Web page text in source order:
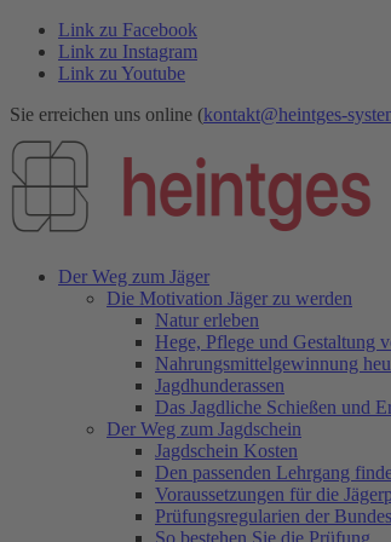
Link zu Facebook
Link zu Instagram
Link zu Youtube
Sie erreichen uns online (kontakt@heintges-
Der Weg zum Jäger
Die Motivation Jäger zu werden
Natur erleben
Hege, Pflege und Gestaltung
Nahrungsmittelgewinnung
Jagdhunderassen
Das Jagdliche Schießen und
Der Weg zum Jagdschein
Jagdschein Kosten
Den passenden Lehrgang
Voraussetzungen für die
Prüfungsregularien der
So bestehen Sie die Prüfung